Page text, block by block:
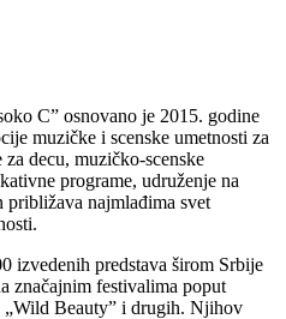
C” osnovano je 2015. godine
muzičke i scenske umetnosti za
decu, muzičko-scenske
programe, udruženje na
približava najmlađima svet
izvedenih predstava širom Srbije
značajnim festivalima poput
„Wild Beauty” i drugih. Njihov